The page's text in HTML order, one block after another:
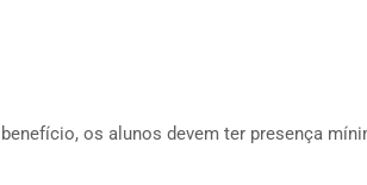
os alunos devem ter presença